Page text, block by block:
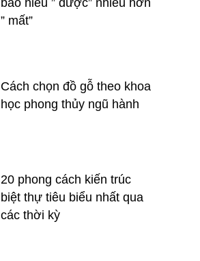
báo hiếu ” được” nhiều hơn
” mất”
Cách chọn đồ gỗ theo khoa
học phong thủy ngũ hành
20 phong cách kiến trúc
biệt thự tiêu biểu nhất qua
các thời kỳ